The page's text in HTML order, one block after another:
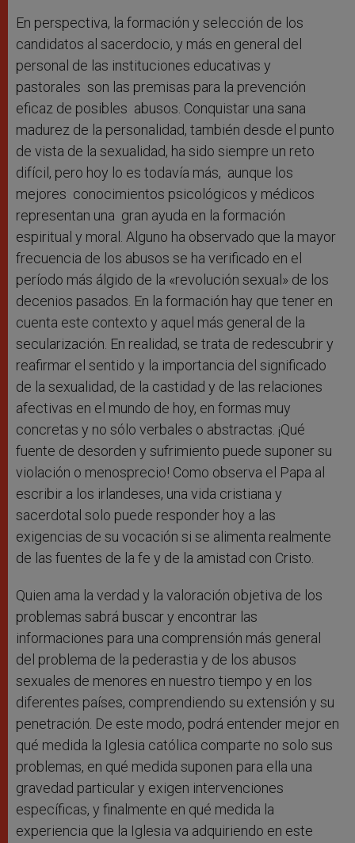
En perspectiva, la formación y selección de los
candidatos al sacerdocio, y más en general del
personal de las instituciones educativas y
pastorales son las premisas para la prevención
eficaz de posibles abusos. Conquistar una sana
madurez de la personalidad, también desde el punto
de vista de la sexualidad, ha sido siempre un reto
difícil, pero hoy lo es todavía más, aunque los
mejores conocimientos psicológicos y médicos
representan una gran ayuda en la formación
espiritual y moral. Alguno ha observado que la mayor
frecuencia de los abusos se ha verificado en el
período más álgido de la «revolución sexual» de los
decenios pasados. En la formación hay que tener en
cuenta este contexto y aquel más general de la
secularización. En realidad, se trata de redescubrir y
reafirmar el sentido y la importancia del significado
de la sexualidad, de la castidad y de las relaciones
afectivas en el mundo de hoy, en formas muy
concretas y no sólo verbales o abstractas. ¡Qué
fuente de desorden y sufrimiento puede suponer su
violación o menosprecio! Como observa el Papa al
escribir a los irlandeses, una vida cristiana y
sacerdotal solo puede responder hoy a las
exigencias de su vocación si se alimenta realmente
de las fuentes de la fe y de la amistad con Cristo.
Quien ama la verdad y la valoración objetiva de los
problemas sabrá buscar y encontrar las
informaciones para una comprensión más general
del problema de la pederastia y de los abusos
sexuales de menores en nuestro tiempo y en los
diferentes países, comprendiendo su extensión y su
penetración. De este modo, podrá entender mejor en
qué medida la Iglesia católica comparte no solo sus
problemas, en qué medida suponen para ella una
gravedad particular y exigen intervenciones
específicas, y finalmente en qué medida la
experiencia que la Iglesia va adquiriendo en este